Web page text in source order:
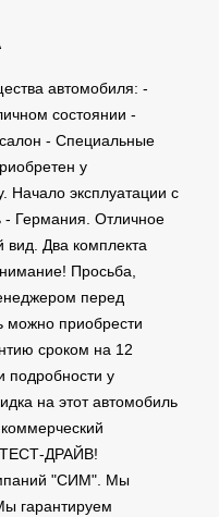
автомобиля: -
состоянии -
- Специальные
у
Начало эксплуатации с
- Германия. Отличное
вид. Два комплекта
Просьба,
перед
можно приобрести
сроком на 12
подробности у
на этот автомобиль
ТЕСТ-ДРАЙВ!
"СИМ". Мы
гарантируем